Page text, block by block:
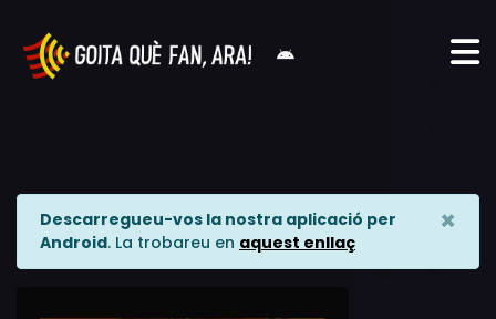
Descarregueu-vos la nostra aplicació per
Android. La trobareu en aquest enllaç
×